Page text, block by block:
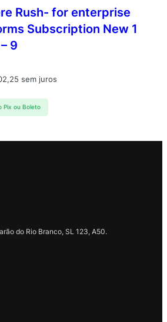
Rush- for enterprise
Subscription New 1
9
sem juros
Pix ou Boleto
do Rio Branco, SL 123, A50.